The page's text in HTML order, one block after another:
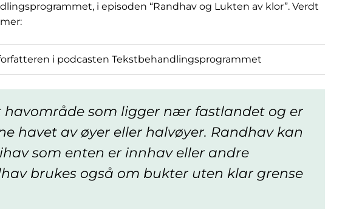
i episoden “Randhav og Lukten av klor”. Verdt
i podcasten Tekstbehandlingsprogrammet
havområde som ligger nær fastlandet og er
havet av øyer eller halvøyer. Randhav kan
som enten er innhav eller andre
brukes også om bukter uten klar grense